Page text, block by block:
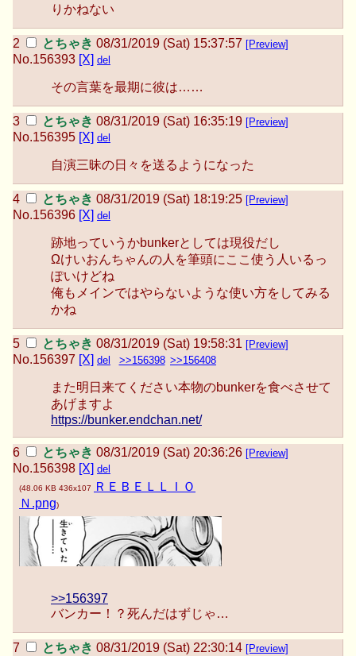
りかねない
とちゃき 08/31/2019 (Sat) 15:37:57 [Preview]
No.156393 [X] del
その言葉を最期に彼は……
とちゃき 08/31/2019 (Sat) 16:35:19 [Preview]
No.156395 [X] del
自演三昧の日々を送るようになった
とちゃき 08/31/2019 (Sat) 18:19:25 [Preview]
No.156396 [X] del
跡地っていうかbunkerとしては現役だし
Ωけいおんちゃんの人を筆頭にここ使う人いるっ
ぽいけどね
俺もメインではやらないような使い方をしてみる
かね
とちゃき 08/31/2019 (Sat) 19:58:31 [Preview]
No.156397 [X] del >>156398 >>156408
また明日来てください本物のbunkerを食べさせて
あげますよ
https://bunker.endchan.net/
とちゃき 08/31/2019 (Sat) 20:36:26 [Preview]
No.156398 [X] del
(48.06 KB 436x107
ＲＥＢＥＬＬＩＯ
Ｎ.png)
>>156397
バンカー！？死んだはずじゃ…
とちゃき 08/31/2019 (Sat) 22:30:14 [Preview]